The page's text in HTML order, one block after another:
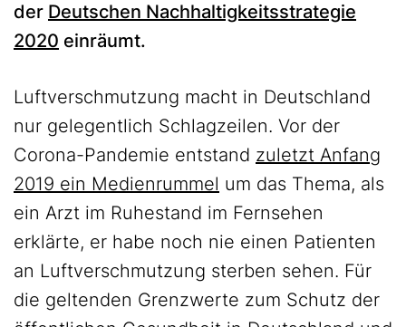
der Deutschen Nachhaltigkeitsstrategie
2020 einräumt.
Luftverschmutzung macht in Deutschland
nur gelegentlich Schlagzeilen. Vor der
Corona-Pandemie entstand zuletzt Anfang
2019 ein Medienrummel um das Thema, als
ein Arzt im Ruhestand im Fernsehen
erklärte, er habe noch nie einen Patienten
an Luftverschmutzung sterben sehen. Für
die geltenden Grenzwerte zum Schutz der